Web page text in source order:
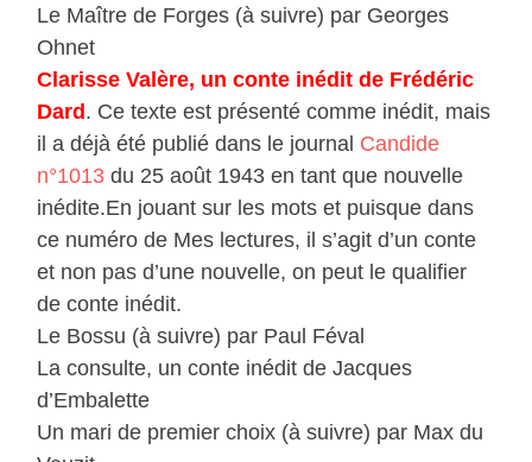
Le Maître de Forges (à suivre) par Georges
Ohnet
Clarisse Valère, un conte inédit de Frédéric
Dard . Ce texte est présenté comme inédit, mais
il a déjà été publié dans le journal Candide
n°1013 du 25 août 1943 en tant que nouvelle
inédite.En jouant sur les mots et puisque dans
ce numéro de Mes lectures, il s’agit d’un conte
et non pas d’une nouvelle, on peut le qualifier
de conte inédit.
Le Bossu (à suivre) par Paul Féval
La consulte, un conte inédit de Jacques
d’Embalette
Un mari de premier choix (à suivre) par Max du